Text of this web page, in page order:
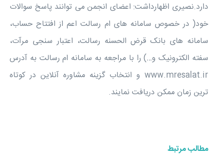
دارد.نصیری اظهارداشت: اعضای انجمن می توانند پاسخ سوالات
خود( در خصوص سامانه های ام رسالت اعم از افتتاح حساب،
سامانه های بانک قرض الحسنه رسالت، اعتبار سنجی مرآت،
سفته الکترونیک و…) را با مراجعه به سامانه ام رسالت به آدرس
www.mresalat.ir و انتخاب گزینه مشاوره آنلاین در کوتاه
ترین زمان ممکن دریافت نمایند.
مطالب مرتبط